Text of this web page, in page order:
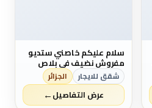
سلام عليكم خاصني ستديو
مفروش نضيف في بلاص
محترام و شكرا
شقق للايجار الجزائر
عرض التفاصيل←